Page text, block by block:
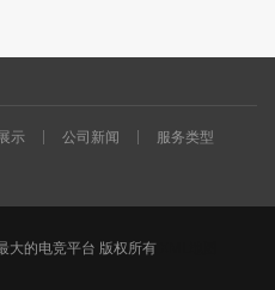
示 公司新闻
服务类型
的电竞平台 版权所有